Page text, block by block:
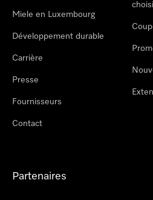
Miele en Luxembourg
Développement durable
Carrière
Presse
Fournisseurs
Contact
Partenaires